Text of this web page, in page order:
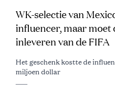
WK-selectie van
influencer, maar moet
inleveren van de FIFA
Het geschenk kostte de
miljoen dollar